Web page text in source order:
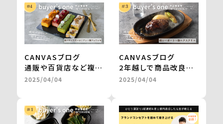
の開発も進行中
＜from buyer’s
one＞
～600食を継続販売
＜from buyer’s
one＞
CANVASブログ
通販や百貨店など複数
社との商品開発が一気
拡大を実現 ＜from
buyer’s one＞
2025/04/04
CANVASブログ
2年越しで商品改良に
取り組み、百貨店のギ
実現 ＜from
buyer’s one＞
2025/04/04